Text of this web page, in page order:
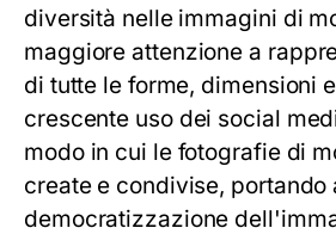
diversità nelle immagini di
maggiore attenzione a
di tutte le forme, dimensioni
crescente uso dei social
modo in cui le fotografie di
create e condivise, portando
democratizzazione